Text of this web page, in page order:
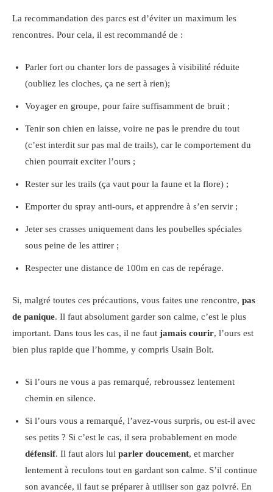
La recommandation des parcs est d’éviter un maximum les
rencontres. Pour cela, il est recommandé de :
Parler fort ou chanter lors de passages à visibilité réduite
(oubliez les cloches, ça ne sert à rien);
Voyager en groupe, pour faire suffisamment de bruit ;
Tenir son chien en laisse, voire ne pas le prendre du tout
(c’est interdit sur pas mal de trails), car le comportement du
chien pourrait exciter l’ours ;
Rester sur les trails (ça vaut pour la faune et la flore) ;
Emporter du spray anti-ours, et apprendre à s’en servir ;
Jeter ses crasses uniquement dans les poubelles spéciales
sous peine de les attirer ;
Respecter une distance de 100m en cas de repérage.
Si, malgré toutes ces précautions, vous faites une rencontre, pas
de panique. Il faut absolument garder son calme, c’est le plus
important. Dans tous les cas, il ne faut jamais courir, l’ours est
bien plus rapide que l’homme, y compris Usain Bolt.
Si l’ours ne vous a pas remarqué, rebroussez lentement
chemin en silence.
Si l’ours vous a remarqué, l’avez-vous surpris, ou est-il avec
ses petits ? Si c’est le cas, il sera probablement en mode
défensif. Il faut alors lui parler doucement, et marcher
lentement à reculons tout en gardant son calme. S’il continue
son avancée, il faut se préparer à utiliser son gaz poivré. En